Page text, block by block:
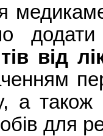
від
а також
для